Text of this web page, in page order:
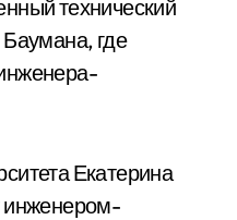
технический
где
Екатерина
инженером-